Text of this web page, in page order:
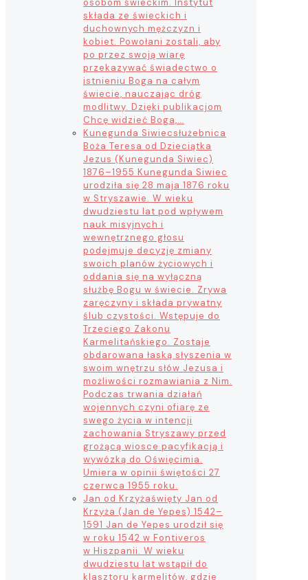
składa ze świeckich i
duchownych mężczyzn i
kobiet. Powołani zostali, aby
po przez swoją wiarę
przekazywać świadectwo o
istnieniu Boga na całym
świecie, nauczając dróg
modlitwy. Dzięki publikacjom
Chcę widzieć Boga,…
Kunegunda Siwiecsłużebnica
Boża Teresa od Dzieciątka
Jezus (Kunegunda Siwiec)
1876–1955 Kunegunda Siwiec
urodziła się 28 maja 1876 roku
w Stryszawie. W wieku
dwudziestu lat pod wpływem
nauk misyjnych i
wewnętrznego głosu
podejmuje decyzję zmiany
swoich planów życiowych i
oddania się na wyłączną
służbę Bogu w świecie. Zrywa
zaręczyny i składa prywatny
ślub czystości. Wstępuje do
Trzeciego Zakonu
Karmelitańskiego. Zostaje
obdarowana łaską słyszenia w
swoim wnętrzu słów Jezusa i
możliwości rozmawiania z Nim.
Podczas trwania działań
wojennych czyni ofiarę ze
swego życia w intencji
zachowania Stryszawy przed
grożącą wiosce pacyfikacją i
wywózką do Oświęcimia.
Umiera w opinii świętości 27
czerwca 1955 roku.
Jan od Krzyżaświęty Jan od
Krzyża (Jan de Yepes) 1542–
1591 Jan de Yepes urodził się
w roku 1542 w Fontiveros
w Hiszpanii. W wieku
dwudziestu lat wstąpił do
klasztoru karmelitów, gdzie